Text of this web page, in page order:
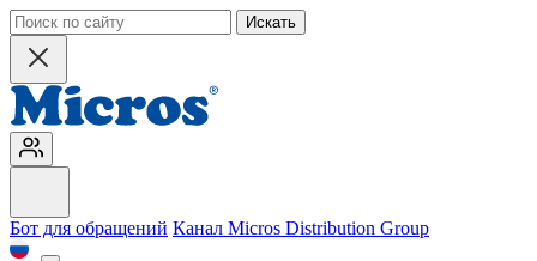
Искать
Бот для обращений Канал Micros Distribution Group